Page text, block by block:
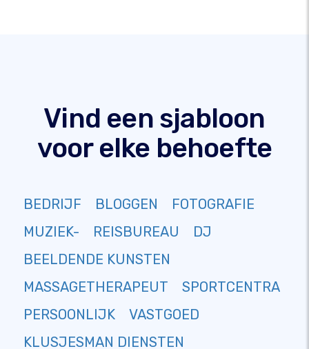
Vind een sjabloon
voor elke behoefte
BEDRIJF BLOGGEN
FOTOGRAFIE
MUZIEK-
REISBUREAU
DJ
BEELDENDE KUNSTEN
MASSAGETHERAPEUT
SPORTCENTRA
PERSOONLIJK
VASTGOED
KLUSJESMAN DIENSTEN